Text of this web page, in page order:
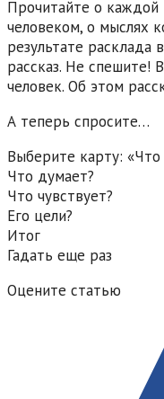
Прочитайте о каждой
человеком, о мыслях
результате расклада
рассказ. Не спешите!
человек. Об этом
А теперь спросите…
Выберите карту:
Что думает?
Что чувствует?
Его цели?
Итог
Гадать еще раз
Оцените статью